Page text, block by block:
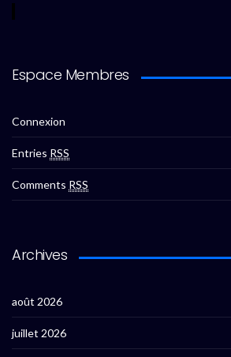
Espace Membres
Connexion
Entries RSS
Comments RSS
Archives
août 2026
juillet 2026